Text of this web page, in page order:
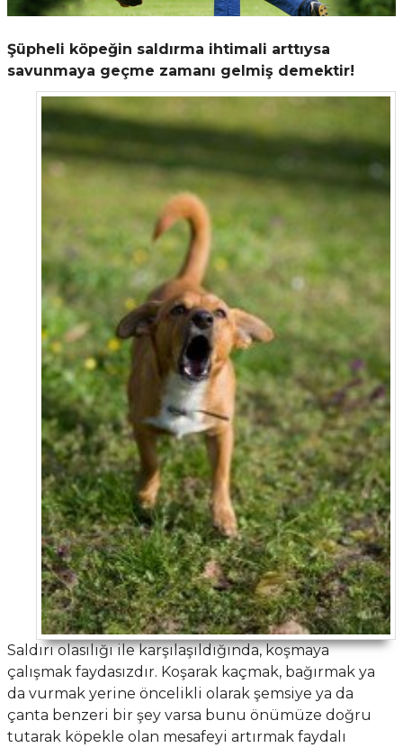
Cihazlar
Cihazlar
Tel Çeşitleri
Şüpheli köpeğin saldırma ihtimali arttıysa
savunmaya geçme zamanı gelmiş demektir!
Saldırı olasılığı ile karşılaşıldığında, koşmaya
çalışmak faydasızdır. Koşarak kaçmak, bağırmak ya
da vurmak yerine öncelikli olarak şemsiye ya da
çanta benzeri bir şey varsa bunu önümüze doğru
tutarak köpekle olan mesafeyi artırmak faydalı